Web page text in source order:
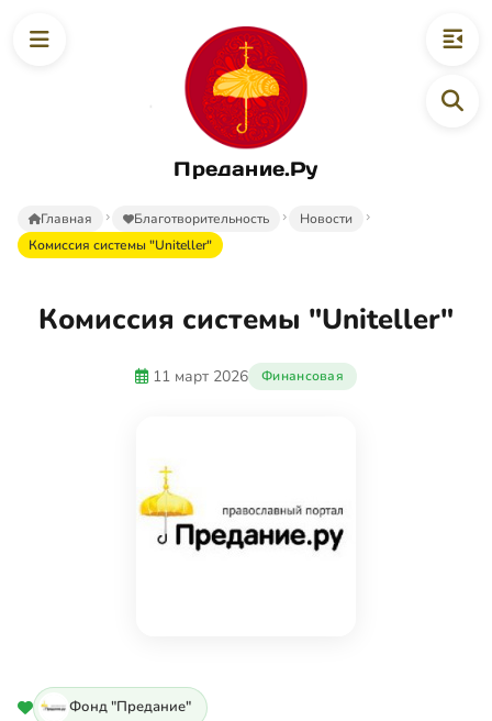
Предание.Ру
Главная Благотворительность
Новости
Комиссия системы "Uniteller"
Комиссия системы "Uniteller"
11 март 2026 Финансовая
Фонд "Предание"